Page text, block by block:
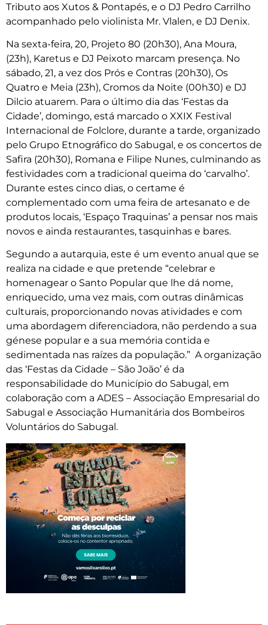
Tributo aos Xutos & Pontapés, e o DJ Pedro Carrilho
acompanhado pelo violinista Mr. Vlalen, e DJ Denix.
Na sexta-feira, 20, Projeto 80 (20h30), Ana Moura,
(23h), Karetus e DJ Peixoto marcam presença. No
sábado, 21, a vez dos Prós e Contras (20h30), Os
Quatro e Meia (23h), Cromos da Noite (00h30) e DJ
Dilcio atuarem. Para o último dia das ‘Festas da
Cidade’, domingo, está marcado o XXIX Festival
Internacional de Folclore, durante a tarde, organizado
pelo Grupo Etnográfico do Sabugal, e os concertos de
Safira (20h30), Romana e Filipe Nunes, culminando as
festividades com a tradicional queima do ‘carvalho’.
Durante estes cinco dias, o certame é
complementado com uma feira de artesanato e de
produtos locais, ‘Espaço Traquinas’ a pensar nos mais
novos e ainda restaurantes, tasquinhas e bares.
Segundo a autarquia, este é um evento anual que se
realiza na cidade e que pretende “celebrar e
homenagear o Santo Popular que lhe dá nome,
enriquecido, uma vez mais, com outras dinâmicas
culturais, proporcionando novas atividades e com
uma abordagem diferenciadora, não perdendo a sua
génese popular e a sua memória contida e
sedimentada nas raízes da população.” A organização
das ‘Festas da Cidade – São João’ é da
responsabilidade do Município do Sabugal, em
colaboração com a ADES – Associação Empresarial do
Sabugal e Associação Humanitária dos Bombeiros
Voluntários do Sabugal.